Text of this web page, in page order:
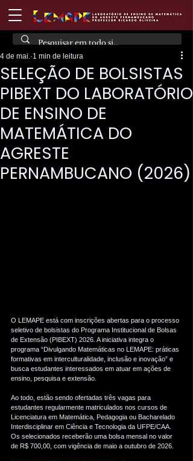
SELEÇÃO DE BOLSISTAS
PIBEXT DO LABORATÓRIO
DE ENSINO DE
MATEMÁTICA DO
AGRESTE
PERNAMBUCANO (2026)
4 de mai. 1 min de leitura
O LEMAPE está com inscrições abertas para o processo
seletivo de bolsistas do Programa Institucional de Bolsas
de Extensão (PIBEXT) 2026. A iniciativa integra o
programa “Divulgando Matemáticas no LEMAPE: práticas
formativas em interculturalidade, inclusão e inovação” e
busca estudantes interessados em atuar em ações de
ensino, pesquisa e extensão.
Ao todo, estão sendo ofertadas três vagas para
estudantes regularmente matriculados nos cursos de
Licenciatura em Matemática, Pedagogia ou Bacharelado
Interdisciplinar em Ciência e Tecnologia da UFPE/CAA.
Os selecionados receberão uma bolsa mensal no valor
de R$ 700,00, com vigência de maio a outubro de 2026.